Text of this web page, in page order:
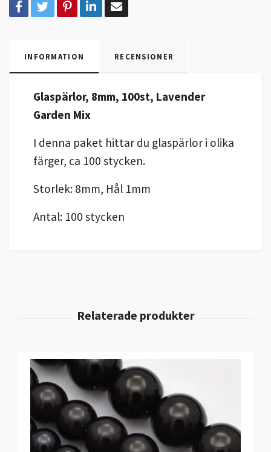
INFORMATION RECENSIONER
Glaspärlor, 8mm, 100st, Lavender
Garden Mix
I denna paket hittar du glaspärlor i olika
färger, ca 100 stycken.
Storlek: 8mm, Hål 1mm
Antal: 100 stycken